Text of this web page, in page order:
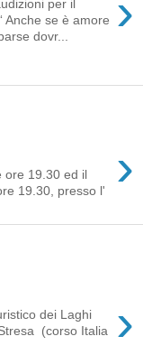
›
per il
Anche se è amore
dovr...
›
ore 19.30 ed il
19.30, presso l'
›
dei Laghi
(corso Italia